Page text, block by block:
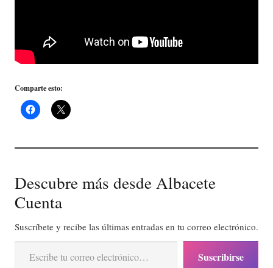
Comparte esto:
Descubre más desde Albacete
Cuenta
Suscríbete y recibe las últimas entradas en tu correo electrónico.
Escribe tu correo electrónico…
Suscribirse